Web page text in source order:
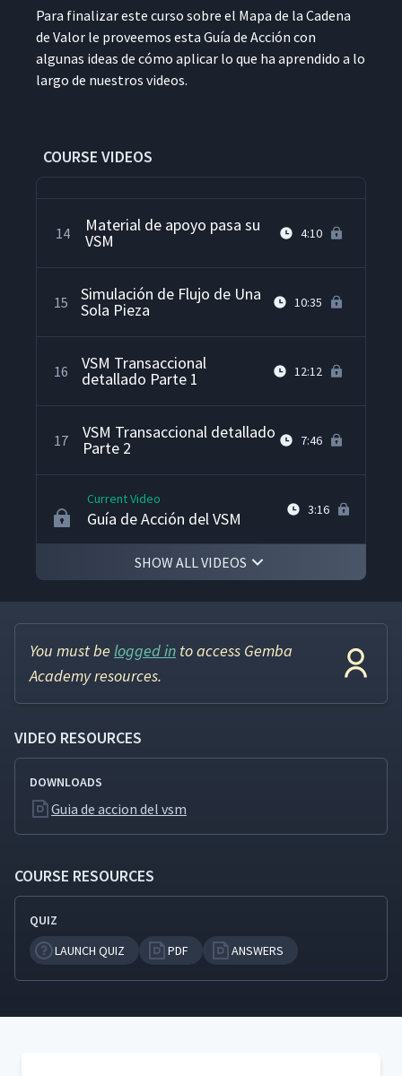
Para finalizar este cur­so sobre el Mapa de la Cade­na
de Val­or le proveemos esta Guía de Acción con
algu­nas ideas de cómo aplicar lo que ha apren­di­do a lo
largo de nue­stros videos.
COURSE VIDEOS
11 Estado Futuro Parte 1 11:50
13 VSM Transaccional o de
Oficinas
14 Material de apoyo pasa su
VSM 4:10
15 Simulación de Flujo de Una
Sola Pieza 10:35
16 VSM Transaccional
detallado Parte 1 12:12
17 VSM Transaccional detallado
Parte 2 7:46
Current Video
Guía de Acción del VSM 3:16
SHOW ALL VIDEOS
You must be logged in to access Gemba
Academy resources.
VIDEO RESOURCES
DOWNLOADS
Guia de accion del vsm
COURSE RESOURCES
QUIZ
LAUNCH QUIZ
PDF ANSWERS